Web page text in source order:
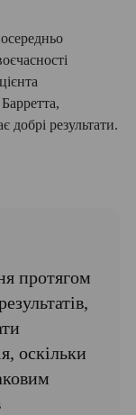
добрі результати.
протягом
оскільки